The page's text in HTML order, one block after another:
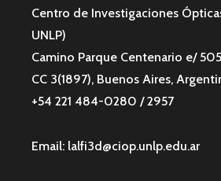
Centro de Investigaciones
UNLP)
Camino Parque Centenario e/
CC 3(1897), Buenos Aires,
+54 221 484-0280 / 2957
Email: lalfi3d@ciop.unlp.edu.ar